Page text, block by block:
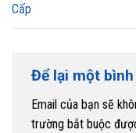
Cấp
Để lại một bình
Email của bạn sẽ
trường bắt buộc